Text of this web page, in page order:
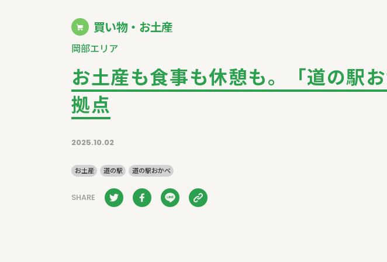
買い物・お土産
岡部エリア
お土産も食事も休憩も。「道の駅
拠点
2025.10.02
お土産 道の駅 道の駅おかべ
SHARE